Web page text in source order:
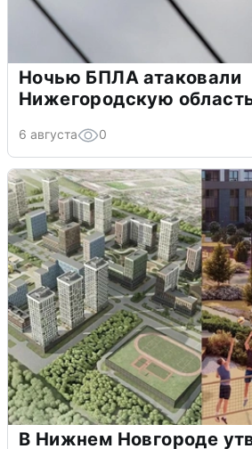
Ночью БПЛА атаковали
Нижегородскую
6 августа 0
В Нижнем Новгороде